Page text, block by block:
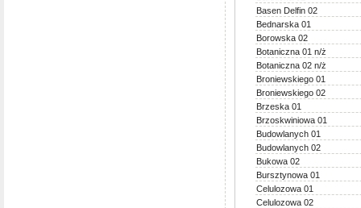
Basen Delfin 02
Bednarska 01
Borowska 02
Botaniczna 01 n/ż
Botaniczna 02 n/ż
Broniewskiego 01
Broniewskiego 02
Brzeska 01
Brzoskwiniowa 01
Budowlanych 01
Budowlanych 02
Bukowa 02
Bursztynowa 01
Celulozowa 01
Celulozowa 02